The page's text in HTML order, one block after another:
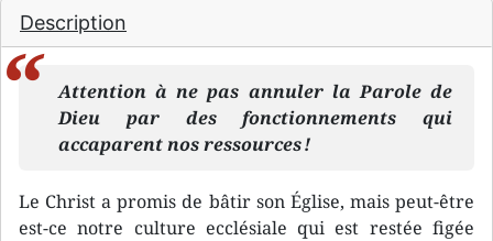
Description
Attention à ne pas annuler la Parole de
Dieu par des fonctionnements qui
accaparent nos ressources !
Le Christ a promis de bâtir son Église, mais peut-être
est-ce notre culture ecclésiale qui est restée figée